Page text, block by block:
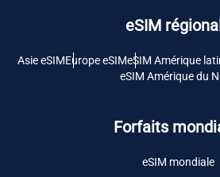
eSIM
Asie eSIMEurope eSIMeSIM Amérique
eSIM Amérique du
Forfaits
eSIM mondiale